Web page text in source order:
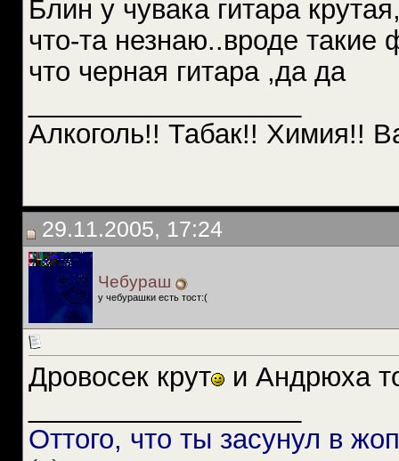
Блин у чувака гитара
что-та незнаю..вроде
что черная гитара ,да да
Алкоголь!! Табак!! Химия!!
29.11.2005, 17:24
Чебураш
у чебурашки есть тост:(
Дровосек крут
и Андрюха
Оттого, что ты засунул в